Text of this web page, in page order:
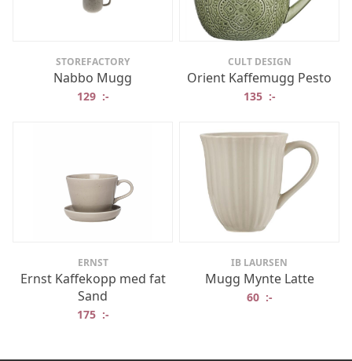
STOREFACTORY
Nabbo Mugg
129 :-
CULT DESIGN
Orient Kaffemugg Pesto
135 :-
ERNST
Ernst Kaffekopp med fat
Sand
175 :-
IB LAURSEN
Mugg Mynte Latte
60 :-